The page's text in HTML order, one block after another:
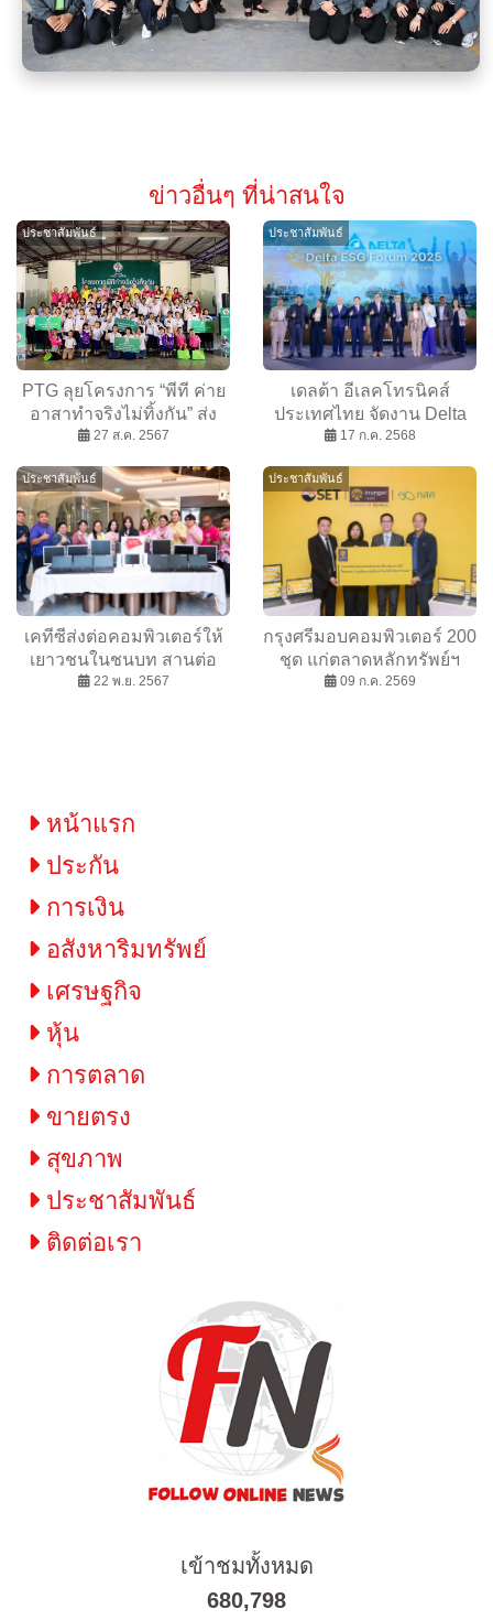
ข่าวอื่นๆ ที่น่าสนใจ
ประชาสัมพันธ์
PTG ลุยโครงการ “พีที ค่าย
อาสาทำจริงไม่ทิ้งกัน” ส่ง
เสริมคุณภาพชีวิตชุมชน
จ.ชลบุรี ให้ “อยู่ดีมีสุข”
27 ส.ค. 2567
ประชาสัมพันธ์
เดลต้า อีเลคโทรนิคส์
ประเทศไทย จัดงาน Delta
ESG Forum 2025 เพื่อร่วม
ที่ยั่งยืนและเท่าเทียมยิ่งขึ้น
17 ก.ค. 2568
ประชาสัมพันธ์
เคทีซีส่งต่อคอมพิวเตอร์ให้
เยาวชนในชนบท สานต่อ
พันธกิจเพื่อสังคม
22 พ.ย. 2567
ประชาสัมพันธ์
กรุงศรีมอบคอมพิวเตอร์ 200
ชุด แก่ตลาดหลักทรัพย์ฯ
และ กสศ. เพื่อเสริมทักษะ
09 ก.ค. 2569
หน้าแรก
ประกัน
การเงิน
อสังหาริมทรัพย์
เศรษฐกิจ
หุ้น
การตลาด
ขายตรง
สุขภาพ
ประชาสัมพันธ์
ติดต่อเรา
เข้าชมทั้งหมด
680,798